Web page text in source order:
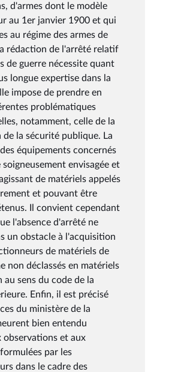
d'armes dont le modèle
au 1er janvier 1900 et qui
au régime des armes de
rédaction de l'arrêté relatif
de guerre nécessite quant
longue expertise dans la
impose de prendre en
problématiques
notamment, celle de la
de la sécurité publique. La
équipements concernés
envisagée et
de matériels appelés
et pouvant être
Il convient cependant
l'absence d'arrêté ne
un obstacle à l'acquisition
de matériels de
non déclassés en matériels
sens du code de la
Enfin, il est précisé
du ministère de la
bien entendu
observations et aux
par les
dans le cadre des